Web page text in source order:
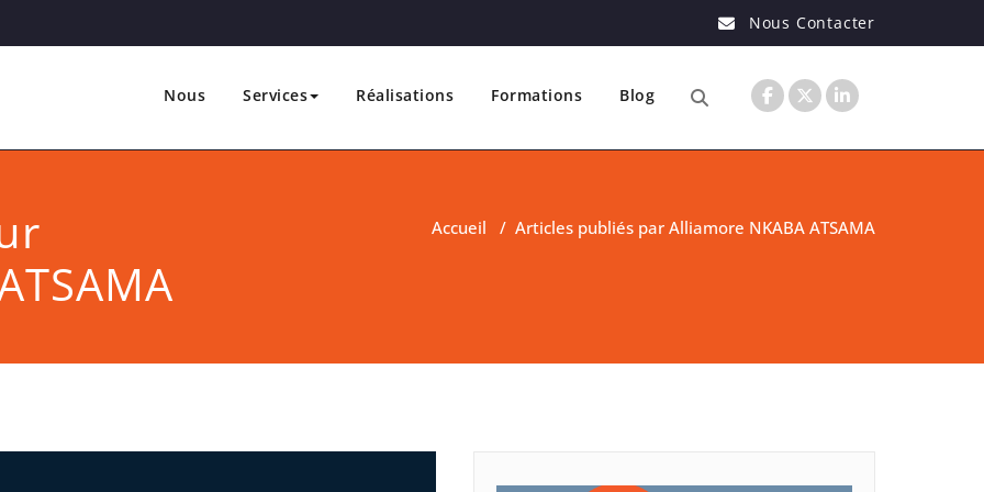
Nous Contacter
Nous Services Réalisations Formations Blog
Accueil / Articles publiés par Alliamore NKABA ATSAMA